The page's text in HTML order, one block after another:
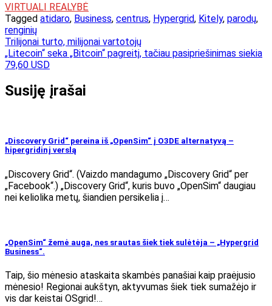
VIRTUALI REALYBĖ
Tagged atidaro, Business, centrus, Hypergrid, Kitely, parodų,
renginių
Navigacija
tarp
Trilijonai turto, milijonai vartotojų
„Litecoin“ seka „Bitcoin“ pagreitį, tačiau pasipriešinimas siekia
79,60 USD
Susiję įrašai
„Discovery Grid“ pereina iš „OpenSim“ į O3DE alternatyvą –
hipergridinį verslą
„Discovery Grid“. (Vaizdo mandagumo „Discovery Grid“ per
„Facebook“.) „Discovery Grid“, kuris buvo „OpenSim“ daugiau
nei keliolika metų, šiandien persikelia į…
„OpenSim“ žemė auga, nes srautas šiek tiek sulėtėja – „Hypergrid
Business“.
Taip, šio mėnesio ataskaita skambės panašiai kaip praėjusio
mėnesio! Regionai aukštyn, aktyvumas šiek tiek sumažėjo ir
vis dar keistai OSgrid!…